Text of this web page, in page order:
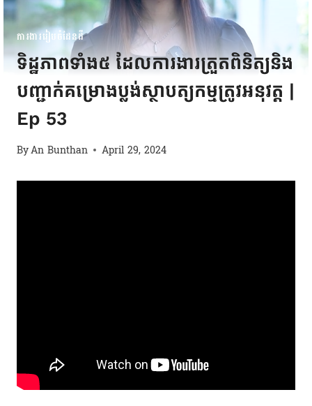
ការងាររៀបចំដែនដី
ទិដ្ឋភាពទាំង៥ ដែលការងារត្រួតពិនិត្យនិង
បញ្ជាក់គម្រោងប្លង់ស្ថាបត្យកម្មត្រូវអនុវត្ត |
Ep 53
ByAn Bunthan April 29, 2024